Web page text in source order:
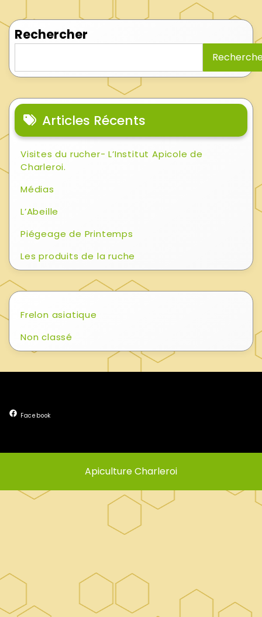
Rechercher
Articles Récents
Visites du rucher- L’Institut Apicole de
Charleroi.
Médias
L’Abeille
Piégeage de Printemps
Les produits de la ruche
Frelon asiatique
Non classé
Facebook
Apiculture Charleroi